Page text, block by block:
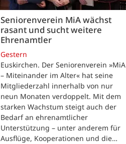
Seniorenverein MiA wächst
rasant und sucht weitere
Ehrenamtler
Gestern
Euskirchen. Der Seniorenverein »MiA
– Miteinander im Alter« hat seine
Mitgliederzahl innerhalb von nur
neun Monaten verdoppelt. Mit dem
starken Wachstum steigt auch der
Bedarf an ehrenamtlicher
Unterstützung – unter anderem für
Ausflüge, Kooperationen und die…